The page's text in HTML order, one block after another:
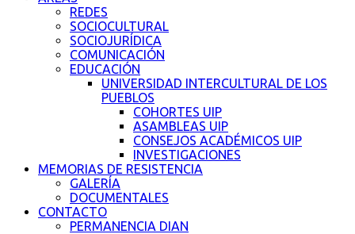
REDES
SOCIOCULTURAL
SOCIOJURÍDICA
COMUNICACIÓN
EDUCACIÓN
UNIVERSIDAD INTERCULTURAL DE LOS
PUEBLOS
COHORTES UIP
ASAMBLEAS UIP
CONSEJOS ACADÉMICOS UIP
INVESTIGACIONES
MEMORIAS DE RESISTENCIA
GALERÍA
DOCUMENTALES
CONTACTO
PERMANENCIA DIAN